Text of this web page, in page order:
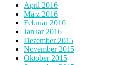
April 2016
März 2016
Februar 2016
Januar 2016
Dezember 2015
November 2015
Oktober 2015